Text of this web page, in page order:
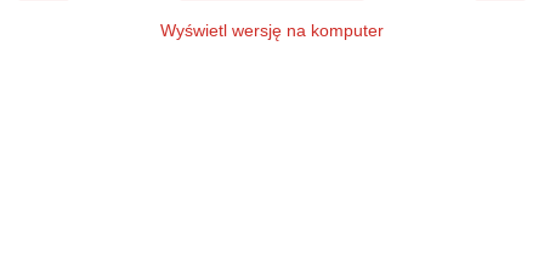
Wyświetl wersję na komputer